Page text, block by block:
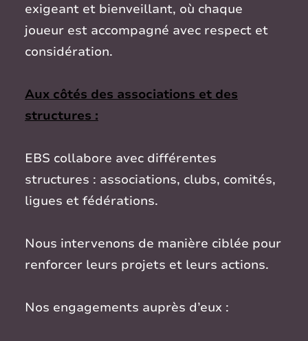
exigeant et bienveillant, où chaque
joueur est accompagné avec respect et
considération.
Aux côtés des associations et des
structures :
EBS collabore avec différentes
structures : associations, clubs, comités,
ligues et fédérations.
Nous intervenons de manière ciblée pour
renforcer leurs projets et leurs actions.
Nos engagements auprès d’eux :